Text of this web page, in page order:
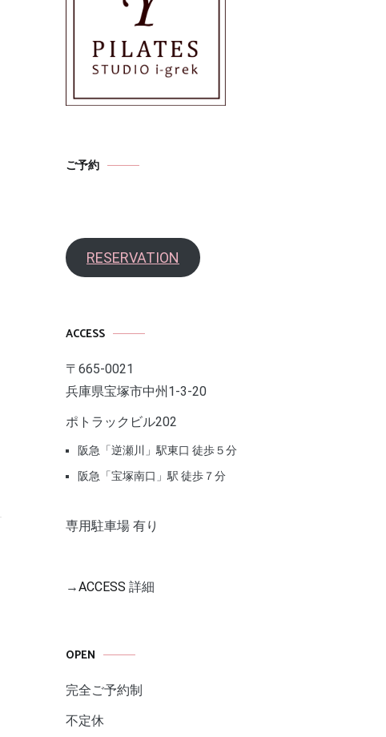
ご予約
RESERVATION
ACCESS
〒665-0021
兵庫県宝塚市中州1-3-20
ポトラックビル202
阪急「逆瀬川」駅東口 徒歩５分
阪急「宝塚南口」駅 徒歩７分
専用駐車場 有り
→ACCESS 詳細
OPEN
完全ご予約制
不定休